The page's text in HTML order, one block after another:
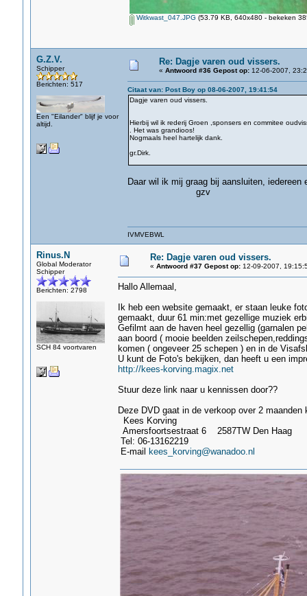
Witkwast_047.JPG (53.79 KB, 640x480 - bekeken
G.Z.V.
Schipper
Berichten: 517
Een "Eilander" blijf je voor
altijd.
Re: Dagje varen oud vissers.
« Antwoord #36 Gepost op:12-06-2007,
Citaat van: Post Boy op 08-06-2007, 19:41:54
Dagje varen oud vissers.
Hierbij wil ik rederij Groen ,sponsers en commitee
. Het was grandioos!
Nogmaals heel hartelijk dank.
gr.Dirk.
Daar wil ik mij graag bij aansluiten,
gzv
IVMVEBWL
Rinus.N
Global Moderator
Schipper
Berichten: 2798
SCH 84 voortvaren
Re: Dagje varen oud vissers.
« Antwoord #37 Gepost op:12-09-2007,
Hallo Allemaal,
Ik heb een website gemaakt, er staan leuke
gemaakt, duur 61 min:met gezellige muziek
Gefilmt aan de haven heel gezellig (garnalen
aan boord ( mooie beelden
komen ( ongeveer 25 schepen ) en in de
U kunt de Foto's bekijken, dan heeft u een
http://kees-korving.magix.net
Stuur deze link naar u kennissen door??
Deze DVD gaat in de verkoop over 2 maanden
Kees Korving
Amersfoortsestraat 6 2587TW Den Haag
Tel: 06-13162219
E-mail
kees_korving@wanadoo.nl